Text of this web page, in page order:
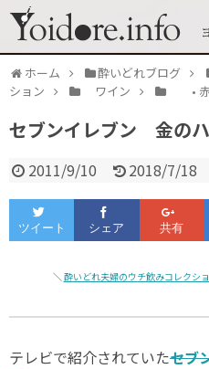
ホーム 酔いどれブログ
ション
ワイン • 赤
セブンイレブン 金のハ
2011/9/10 2018/7/18
＼ 酔いどれ夫婦のウチ飲みコレクシ
テレビで紹介されていたセブ